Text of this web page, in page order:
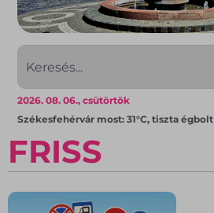
2026. 08. 06., csütörtök
Székesfehérvár most: 31°C, tiszta égbolt
FRISS